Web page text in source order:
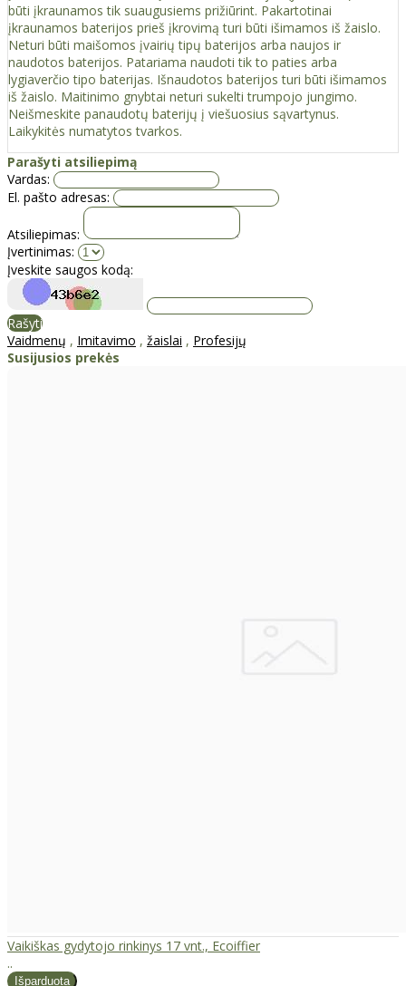
būti įkraunamos tik suaugusiems prižiūrint. Pakartotinai
įkraunamos baterijos prieš įkrovimą turi būti išimamos iš žaislo.
Neturi būti maišomos įvairių tipų baterijos arba naujos ir
naudotos baterijos. Patariama naudoti tik to paties arba
lygiaverčio tipo baterijas. Išnaudotos baterijos turi būti išimamos
iš žaislo. Maitinimo gnybtai neturi sukelti trumpojo jungimo.
Neišmeskite panaudotų baterijų į viešuosius sąvartynus.
Laikykitės numatytos tvarkos.
Parašyti atsiliepimą
Vardas:
El. pašto adresas:
Atsiliepimas:
Įvertinimas:
Įveskite saugos kodą:
Rašyti
Vaidmenų , Imitavimo , žaislai , Profesijų
Susijusios prekės
Vaikiškas gydytojo rinkinys 17 vnt., Ecoiffier
..